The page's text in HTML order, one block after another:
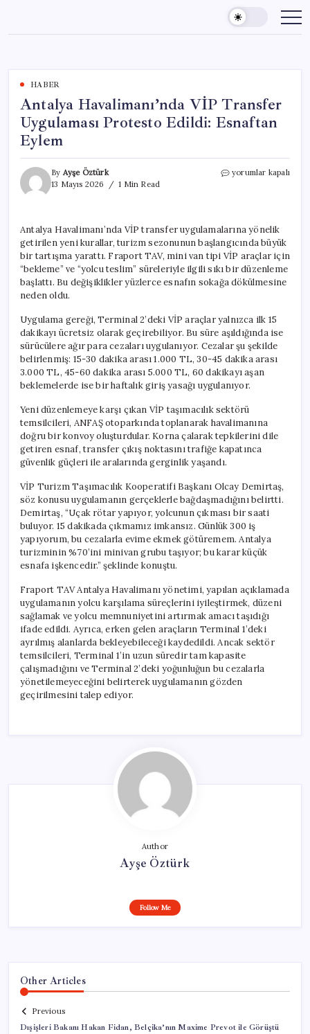
content
HABER
Antalya Havalimanı’nda VİP Transfer
Uygulaması Protesto Edildi: Esnaftan
Eylem
By Ayşe Öztürk
13 Mayıs 2026
1 Min Read
Antalya
Protesto
Edildi:
Esnaftan
Eylem
için
yorumlar kapalı
Antalya Havalimanı’nda VİP transfer uygulamalarına yönelik
getirilen yeni kurallar, turizm sezonunun başlangıcında büyük
bir tartışma yarattı. Fraport TAV, mini van tipi VİP araçlar için
“bekleme” ve “yolcu teslim” süreleriyle ilgili sıkı bir düzenleme
başlattı. Bu değişiklikler yüzlerce esnafın sokağa dökülmesine
neden oldu.
Uygulama gereği, Terminal 2’deki VİP araçlar yalnızca ilk 15
dakikayı ücretsiz olarak geçirebiliyor. Bu süre aşıldığında ise
sürücülere ağır para cezaları uygulanıyor. Cezalar şu şekilde
belirlenmiş: 15-30 dakika arası 1.000 TL, 30-45 dakika arası
3.000 TL, 45-60 dakika arası 5.000 TL, 60 dakikayı aşan
beklemelerde ise bir haftalık giriş yasağı uygulanıyor.
Yeni düzenlemeye karşı çıkan VİP taşımacılık sektörü
temsilcileri, ANFAŞ otoparkında toplanarak havalimanına
doğru bir konvoy oluşturdular. Korna çalarak tepkilerini dile
getiren esnaf, transfer çıkış noktasını trafiğe kapatınca
güvenlik güçleri ile aralarında gerginlik yaşandı.
VİP Turizm Taşımacılık Kooperatifi Başkanı Olcay Demirtaş,
söz konusu uygulamanın gerçeklerle bağdaşmadığını belirtti.
Demirtaş, “Uçak rötar yapıyor, yolcunun çıkması bir saati
buluyor. 15 dakikada çıkmamız imkansız. Günlük 300 iş
yapıyorum, bu cezalarla evime ekmek götüremem. Antalya
turizminin %70’ini minivan grubu taşıyor; bu karar küçük
esnafa işkencedir.” şeklinde konuştu.
Fraport TAV Antalya Havalimanı yönetimi, yapılan açıklamada
uygulamanın yolcu karşılama süreçlerini iyileştirmek, düzeni
sağlamak ve yolcu memnuniyetini artırmak amacı taşıdığı
ifade edildi. Ayrıca, erken gelen araçların Terminal 1’deki
ayrılmış alanlarda bekleyebileceği kaydedildi. Ancak sektör
temsilcileri, Terminal 1’in uzun süredir tam kapasite
çalışmadığını ve Terminal 2’deki yoğunluğun bu cezalarla
yönetilemeyeceğini belirterek uygulamanın gözden
geçirilmesini talep ediyor.
Author
Ayşe Öztürk
Follow Me
Other Articles
Previous
Dışişleri Bakanı Hakan Fidan, Belçika’nın Maxime Prevot ile Görüştü